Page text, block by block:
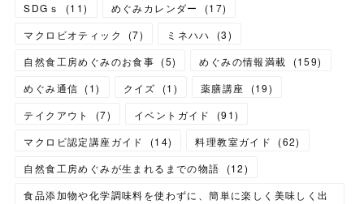
SDGｓ
(11) めぐみカレンダー (17)
マクロビオティック
(7) ミネハハ (3)
自然食工房めぐみのお食事 (5) めぐみの情報満載 (159)
めぐみ通信 (1) クイズ (1 ) 薬膳講座 (19)
テイクアウト
(7) イベントガイド (91)
マクロビ認定講座ガイド
(14) 料理教室ガイド (62)
自然食工房めぐみが生まれるまでの物語
(12)
食品添加物や化学調味料を使わずに、簡単に楽しく美味しく出